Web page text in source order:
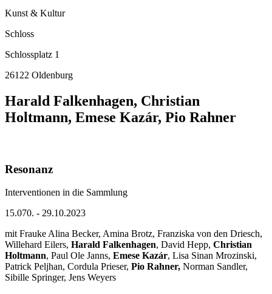
Kunst & Kultur
Schloss
Schlossplatz 1
26122 Oldenburg
Harald Falkenhagen, Christian
Holtmann, Emese Kazár, Pio Rahner
Resonanz
Interventionen in die Sammlung
15.070. - 29.10.2023
mit Frauke Alina Becker, Amina Brotz, Franziska von den Driesch,
Willehard Eilers, Harald Falkenhagen, David Hepp, Christian
Holtmann, Paul Ole Janns, Emese Kazár, Lisa Sinan Mrozinski,
Patrick Peljhan, Cordula Prieser, Pio Rahner, Norman Sandler,
Sibille Springer, Jens Weyers